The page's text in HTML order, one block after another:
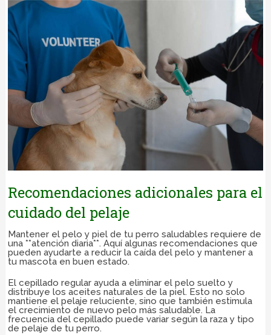
Recomendaciones adicionales para el
cuidado del pelaje
Mantener el pelo y piel de tu perro saludables requiere de
una **atención diaria**. Aquí algunas recomendaciones que
pueden ayudarte a reducir la caída del pelo y mantener a
tu mascota en buen estado.
El cepillado regular ayuda a eliminar el pelo suelto y
distribuye los aceites naturales de la piel. Esto no solo
mantiene el pelaje reluciente, sino que también estimula
el crecimiento de nuevo pelo más saludable. La
frecuencia del cepillado puede variar según la raza y tipo
de pelaje de tu perro.